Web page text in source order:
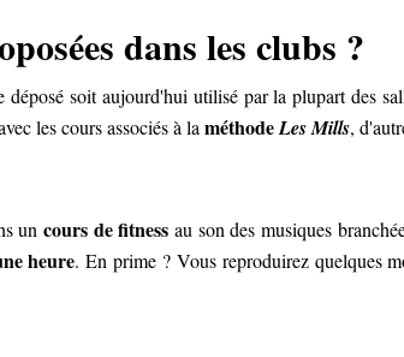
dans les clubs ?
soit aujourd'hui utilisé par la plupart des
les cours associés à la méthodeLes Mills,
un cours de fitness au son des musiques
heure. En prime ? Vous reproduirez quelques